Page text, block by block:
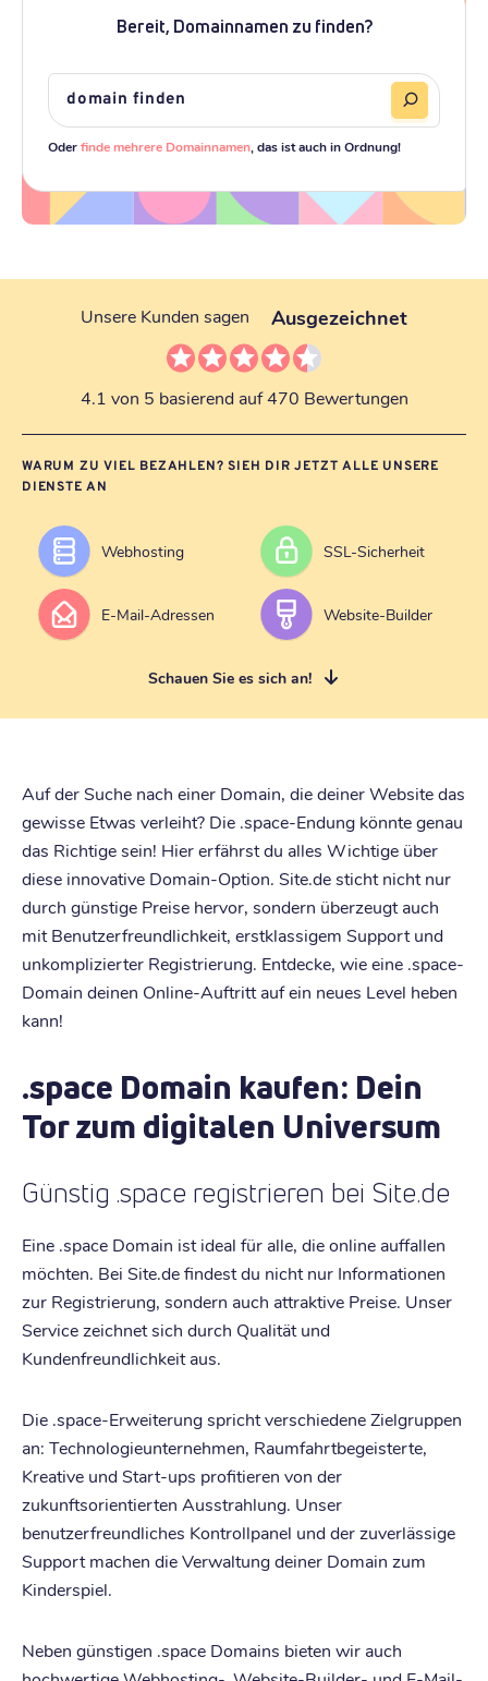
Bereit, Domainnamen zu finden?
Oderfinde mehrere Domainnamen , das ist auch in Ordnung!
Unsere Kunden sagen Ausgezeichnet
4.1 von 5 basierend auf 470 Bewertungen
WARUM ZU VIEL BEZAHLEN? SIEH DIR JETZT ALLE UNSERE
DIENSTE AN
Webhosting SSL-Sicherheit
E-Mail-Adressen Website-Builder
Schauen Sie es sich an!
Auf der Suche nach einer Domain, die deiner Website das
gewisse Etwas verleiht? Die .space-Endung könnte genau
das Richtige sein! Hier erfährst du alles Wichtige über
diese innovative Domain-Option. Site.de sticht nicht nur
durch günstige Preise hervor, sondern überzeugt auch
mit Benutzerfreundlichkeit, erstklassigem Support und
unkomplizierter Registrierung. Entdecke, wie eine .space-
Domain deinen Online-Auftritt auf ein neues Level heben
kann!
.space Domain kaufen: Dein
Tor zum digitalen Universum
Günstig .space registrieren bei Site.de
Eine .space Domain ist ideal für alle, die online auffallen
möchten. Bei Site.de findest du nicht nur Informationen
zur Registrierung, sondern auch attraktive Preise. Unser
Service zeichnet sich durch Qualität und
Kundenfreundlichkeit aus.
Die .space-Erweiterung spricht verschiedene Zielgruppen
an: Technologieunternehmen, Raumfahrtbegeisterte,
Kreative und Start-ups profitieren von der
zukunftsorientierten Ausstrahlung. Unser
benutzerfreundliches Kontrollpanel und der zuverlässige
Support machen die Verwaltung deiner Domain zum
Kinderspiel.
Neben günstigen .space Domains bieten wir auch